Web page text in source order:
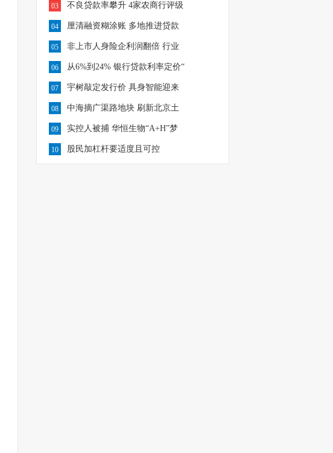
03 不良贷款率攀升 4家农商行评级
04 厘清融资糊涂账 多地推进贷款
05 非上市人身险企利润翻倍 行业
06 从6%到24% 银行贷款利率定价“
07 宇树敲定发行价 具身智能迎来
08 中海摘广渠路地块 刷新北京土
09 实控人被捕 华恒生物“A+H”梦
10 股民加杠杆要适度且可控